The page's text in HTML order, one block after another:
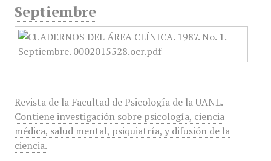
Septiembre
Revista de la Facultad de Psicología de la UANL.
Contiene investigación sobre psicología, ciencia
médica, salud mental, psiquiatría, y difusión de la
ciencia.